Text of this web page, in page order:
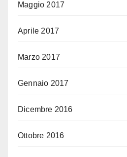
Maggio 2017
Aprile 2017
Marzo 2017
Gennaio 2017
Dicembre 2016
Ottobre 2016